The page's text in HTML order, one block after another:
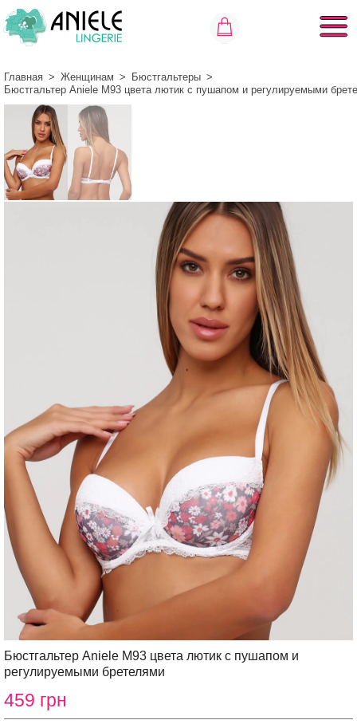
Главная > Женщинам > Бюстгальтеры >
Бюстгальтер Aniele М93 цвета лютик с пушапом и регулируемыми
Бюстгальтер Aniele М93 цвета лютик с пушапом и
регулируемыми бретелями
459 грн